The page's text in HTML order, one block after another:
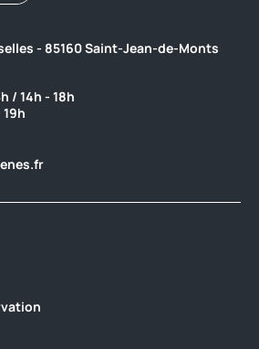
- 85160 Saint-Jean-de-Monts
- 18h